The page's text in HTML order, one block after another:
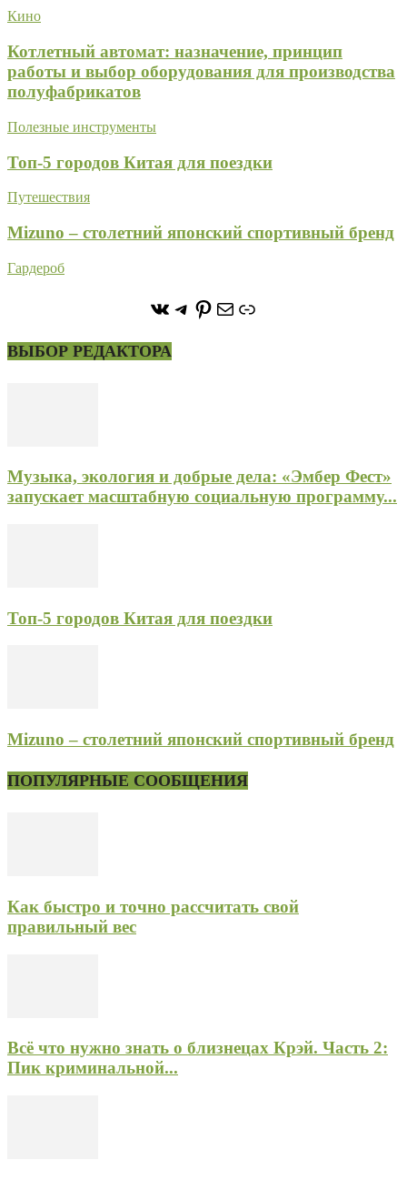
Кино
Котлетный автомат: назначение, принцип
работы и выбор оборудования для производства
полуфабрикатов
Полезные инструменты
Топ-5 городов Китая для поездки
Путешествия
Mizuno – столетний японский спортивный бренд
Гардероб
https://vk.com/
https://t.me/stoneforest
https://
ПочтаСсылка
ВЫБОР РЕДАКТОРА
Музыка, экология и добрые дела: «Эмбер Фест»
запускает масштабную социальную программу...
Топ-5 городов Китая для поездки
Mizuno – столетний японский спортивный бренд
ПОПУЛЯРНЫЕ СООБЩЕНИЯ
Как быстро и точно рассчитать свой
правильный вес
Всё что нужно знать о близнецах Крэй. Часть 2:
Пик криминальной...